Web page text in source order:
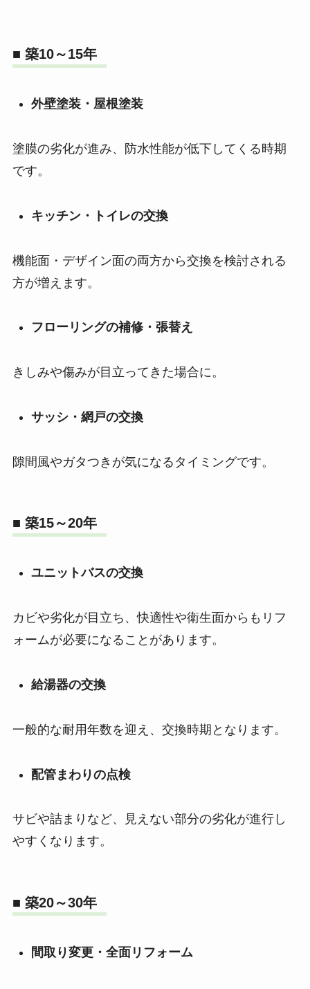
■ 築10～15年
外壁塗装・屋根塗装
塗膜の劣化が進み、防水性能が低下してくる時期
です。
キッチン・トイレの交換
機能面・デザイン面の両方から交換を検討される
方が増えます。
フローリングの補修・張替え
きしみや傷みが目立ってきた場合に。
サッシ・網戸の交換
隙間風やガタつきが気になるタイミングです。
■ 築15～20年
ユニットバスの交換
カビや劣化が目立ち、快適性や衛生面からもリフ
ォームが必要になることがあります。
給湯器の交換
一般的な耐用年数を迎え、交換時期となります。
配管まわりの点検
サビや詰まりなど、見えない部分の劣化が進行し
やすくなります。
■ 築20～30年
間取り変更・全面リフォーム